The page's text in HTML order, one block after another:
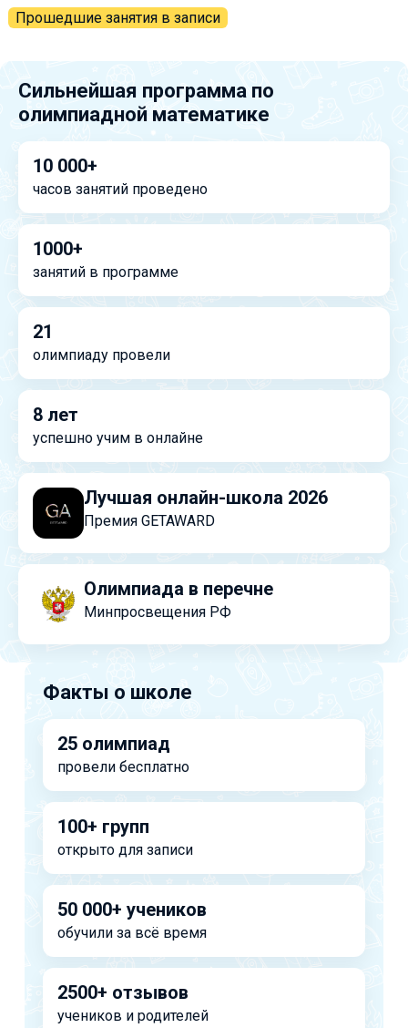
Прошедшие занятия в записи
Сильнейшая программа по
олимпиадной математике
10 000+
часов занятий проведено
1000+
занятий в программе
21
олимпиаду провели
8 лет
успешно учим в онлайне
Лучшая онлайн-школа 2026
Премия GETAWARD
Олимпиада в перечне
Минпросвещения РФ
Факты о школе
25 олимпиад
провели бесплатно
100+ групп
открыто для записи
50 000+ учеников
обучили за всё время
2500+ отзывов
учеников и родителей